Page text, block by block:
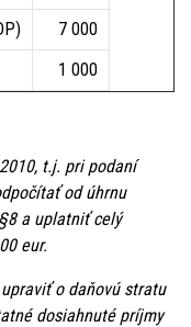
7 000
1 000
t.j. pri podaní
od úhrnu
a uplatniť celý
eur.
o daňovú stratu
dosiahnuté príjmy